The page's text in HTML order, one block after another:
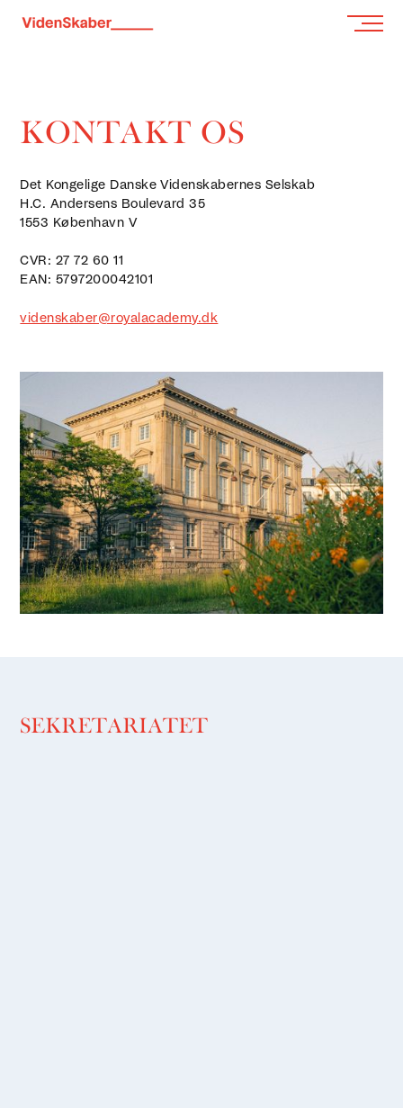
KONTAKT OS
Det Kongelige Danske Videnskabernes Selskab
H.C. Andersens Boulevard 35
1553 København V
CVR: 27 72 60 11
EAN: 5797200042101
videnskaber@royalacademy.dk
SEKRETARIATET